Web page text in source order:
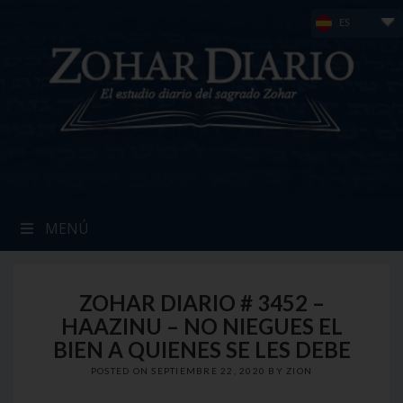
ES
MENÚ
ZOHAR DIARIO # 3452 –
HAAZINU – NO NIEGUES EL
BIEN A QUIENES SE LES DEBE
POSTED ON SEPTIEMBRE 22, 2020 BY ZION